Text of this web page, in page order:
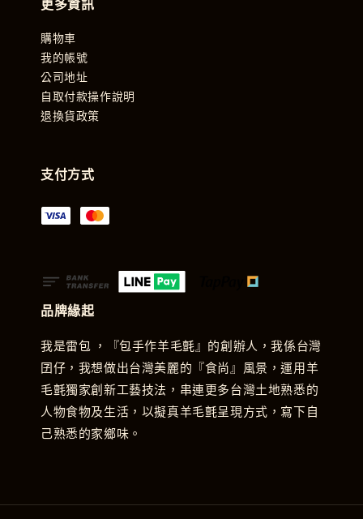
購物車
我的帳號
公司地址
自取付款操作說明
退換貨政策
支付方式
品牌緣起
我是雷包 ，『包手作羊毛氈』的創辦人，我係台灣
囝仔，我想做出台灣美麗的『食尚』風景，運用羊
毛氈獨家創新工藝技法，串連更多台灣土地熟悉的
人物食物及生活，以擬真羊毛氈呈現方式，寫下自
己熟悉的家鄉味。